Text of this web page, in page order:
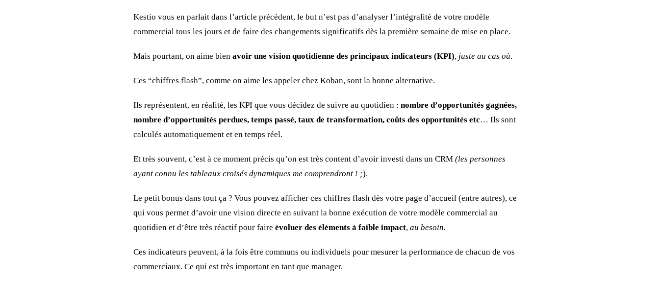
Kestio vous en parlait dans l’article précédent, le but n’est pas d’analyser l’intégralité de votre modèle
commercial tous les jours et de faire des changements significatifs dès la première semaine de mise en place.
Mais pourtant, on aime bien avoir une vision quotidienne des principaux indicateurs (KPI), juste au cas où.
Ces “chiffres flash”, comme on aime les appeler chez Koban, sont la bonne alternative.
Ils représentent, en réalité, les KPI que vous décidez de suivre au quotidien : nombre d’opportunités gagnées,
nombre d’opportunités perdues, temps passé, taux de transformation, coûts des opportunités etc… Ils sont
calculés automatiquement et en temps réel.
Et très souvent, c’est à ce moment précis qu’on est très content d’avoir investi dans un CRM (les personnes
ayant connu les tableaux croisés dynamiques me comprendront ! ;).
Le petit bonus dans tout ça ? Vous pouvez afficher ces chiffres flash dès votre page d’accueil (entre autres), ce
qui vous permet d’avoir une vision directe en suivant la bonne exécution de votre modèle commercial au
quotidien et d’être très réactif pour faire évoluer des éléments à faible impact, au besoin.
Ces indicateurs peuvent, à la fois être communs ou individuels pour mesurer la performance de chacun de vos
commerciaux. Ce qui est très important en tant que manager.